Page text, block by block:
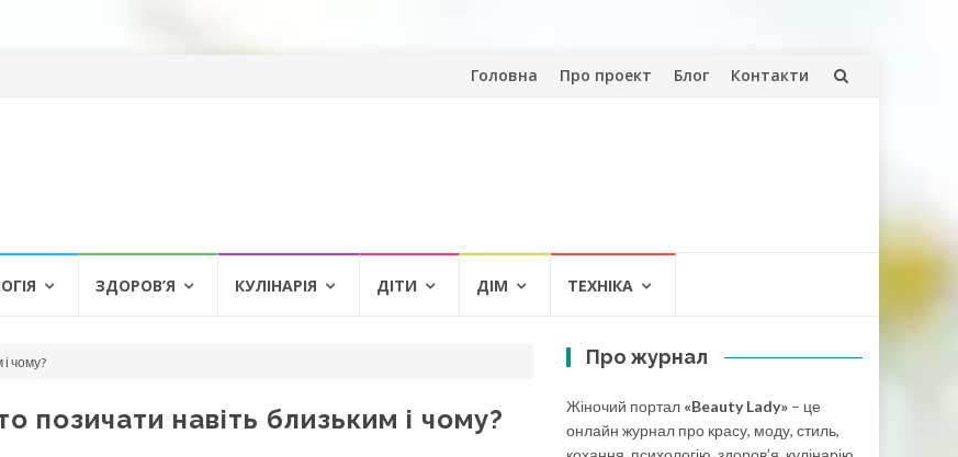
Skip
Головна Про проект Блог Контакти
ЗДОРОВ’Я КУЛІНАРІЯ ДІТИ ДІМ ТЕХНІКА
чому?
позичати навіть близьким і чому?
Про журнал
Жіночий портал «Beauty Lady» – це
онлайн журнал про красу, моду, стиль,